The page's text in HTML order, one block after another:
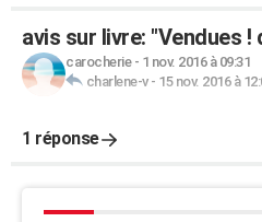
avis sur livre: "Vendues !
carocherie- 1 nov. 2016 à 09:31
charlene-v- 15 nov. 2016 à
1 réponse